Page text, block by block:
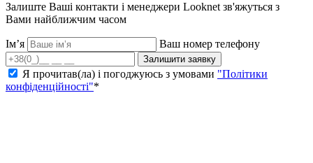
Залиште Ваші контакти і менеджери Looknet зв'яжуться з
Вами найближчим часом
Ім’я Ваш номер телефону
Залишити заявку
Я прочитав(ла) і погоджуюсь з умовами "Політики
конфіденційності"*